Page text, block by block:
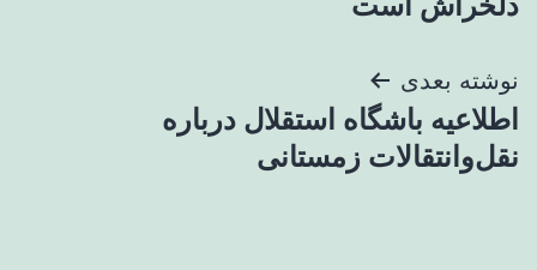
نوشته بعدی
اطلاعیه باشگاه استقلال درباره
نقل‌وانتقالات زمستانی